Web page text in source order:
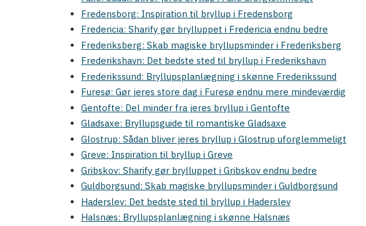
Fredensborg: Inspiration til bryllup i Fredensborg
Fredericia: Sharify gør brylluppet i Fredericia endnu bedre
Frederiksberg: Skab magiske bryllupsminder i Frederiksberg
Frederikshavn: Det bedste sted til bryllup i Frederikshavn
Frederikssund: Bryllupsplanlægning i skønne Frederikssund
Furesø: Gør jeres store dag i Furesø endnu mere mindeværdig
Gentofte: Del minder fra jeres bryllup i Gentofte
Gladsaxe: Bryllupsguide til romantiske Gladsaxe
Glostrup: Sådan bliver jeres bryllup i Glostrup uforglemmeligt
Greve: Inspiration til bryllup i Greve
Gribskov: Sharify gør brylluppet i Gribskov endnu bedre
Guldborgsund: Skab magiske bryllupsminder i Guldborgsund
Haderslev: Det bedste sted til bryllup i Haderslev
Halsnæs: Bryllupsplanlægning i skønne Halsnæs